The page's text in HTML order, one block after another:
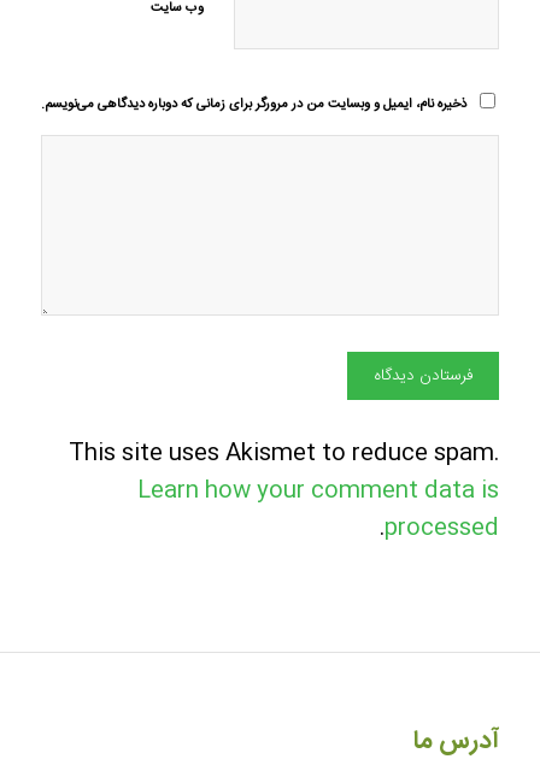
وب‌ سایت
ذخیره نام، ایمیل و وبسایت من در مرورگر برای زمانی که دوباره دیدگاهی می‌نویسم.
This site uses Akismet to reduce spam.
Learn how your comment data is
processed
.
آدرس ما